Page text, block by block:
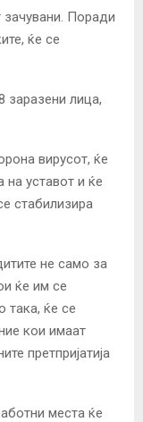
зачувани. Поради
ќе се
заразени лица,
вирусот, ќе
уставот и ќе
стабилизира
не само за
ќе им се
така, ќе се
кои имаат
претпријатија
места ќе